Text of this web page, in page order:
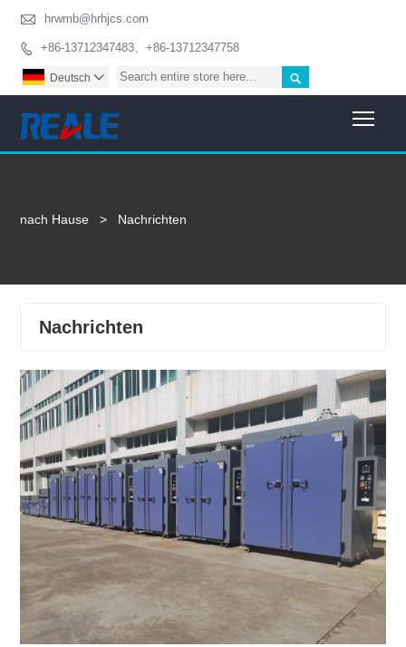
 hrwmb@hrhjcs.com
 +86-13712347483、+86-13712347758

Deutsch 
nach Hause > Nachrichten
Nachrichten